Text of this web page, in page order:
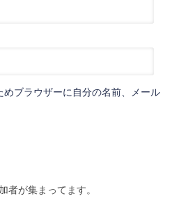
ブラウザーに自分の名前、メール
者が集まってます。